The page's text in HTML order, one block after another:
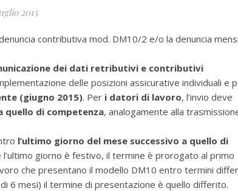
2015
contributiva mod. DM10/2 e/o la denuncia
dei dati retributivi e contributivi
delle posizioni assicurative individuali e
(giugno 2015). Per i datori di lavoro, l’invio deve
quello di competenza, analogamente alla
l’ultimo giorno del mese successivo a quello di
l’ultimo giorno è festivo, il termine è prorogato al primo
che presentano il modello DM10 entro termini
6 mesi) il termine di presentazione è quello differito.